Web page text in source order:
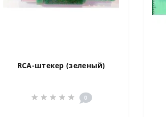
RCA-штекер (зеленый)
0